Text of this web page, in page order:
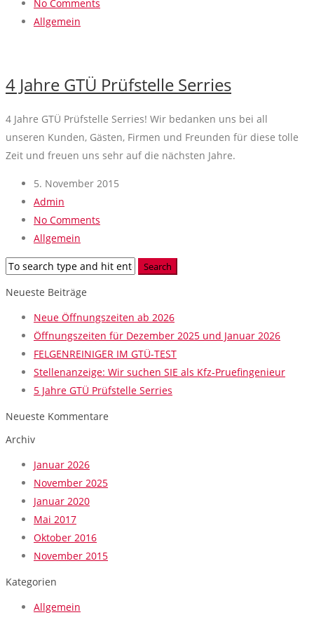
No Comments
Allgemein
4 Jahre GTÜ Prüfstelle Serries
4 Jahre GTÜ Prüfstelle Serries! Wir bedanken uns bei all
unseren Kunden, Gästen, Firmen und Freunden für diese tolle
Zeit und freuen uns sehr auf die nächsten Jahre.
5. November 2015
Admin
No Comments
Allgemein
Neueste Beiträge
Neue Öffnungszeiten ab 2026
Öffnungszeiten für Dezember 2025 und Januar 2026
FELGENREINIGER IM GTÜ-TEST
Stellenanzeige: Wir suchen SIE als Kfz-Pruefingenieur
5 Jahre GTÜ Prüfstelle Serries
Neueste Kommentare
Archiv
Januar 2026
November 2025
Januar 2020
Mai 2017
Oktober 2016
November 2015
Kategorien
Allgemein